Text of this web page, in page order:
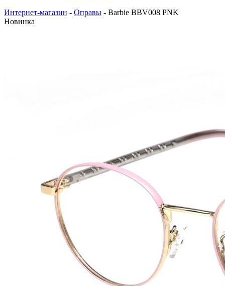
Интернет-магазин - Оправы - Barbie BBV008 PNK
Новинка